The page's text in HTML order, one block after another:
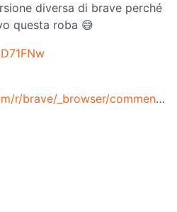
diversa di brave perché
questa roba 😅
1jnxzwv/title/_why/_is/_brave/_so/_popular/_despite/_the/_bloat/